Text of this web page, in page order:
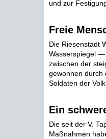
und zur
Freie
Die Riesenstadt
Wasserspiegel —
zwischen der
gewonnen durch
Soldaten der
Ein
Die seit der V.
Maßnahmen